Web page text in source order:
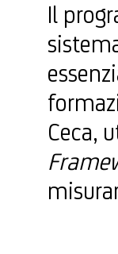
Il
Ceca,